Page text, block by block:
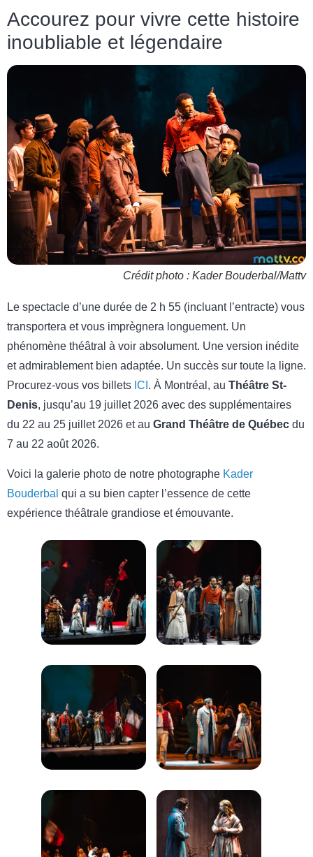
Accourez pour vivre cette histoire
inoubliable et légendaire
Crédit photo : Kader Bouderbal/Mattv
Le spectacle d’une durée de 2 h 55 (incluant l’entracte) vous
transportera et vous imprègnera longuement. Un
phénomène théâtral à voir absolument. Une version inédite
et admirablement bien adaptée. Un succès sur toute la ligne.
Procurez-vous vos billets ICI . À Montréal, au Théâtre St-
Denis, jusqu’au 19 juillet 2026 avec des supplémentaires
du 22 au 25 juillet 2026 et au Grand Théâtre de Québec du
7 au 22 août 2026.
Voici la galerie photo de notre photographe Kader
Bouderbal qui a su bien capter l’essence de cette
expérience théâtrale grandiose et émouvante.